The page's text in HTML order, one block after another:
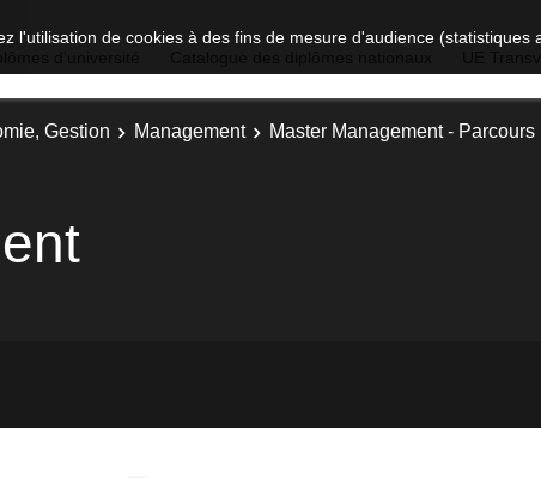
l'utilisation de cookies à des fins de mesure d'audience (statistiques
Gestion Management
Master Management -